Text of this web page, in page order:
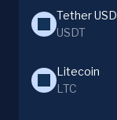
Tether USD
USDT
Litecoin
LTC